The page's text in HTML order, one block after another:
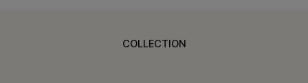
COLLECTION